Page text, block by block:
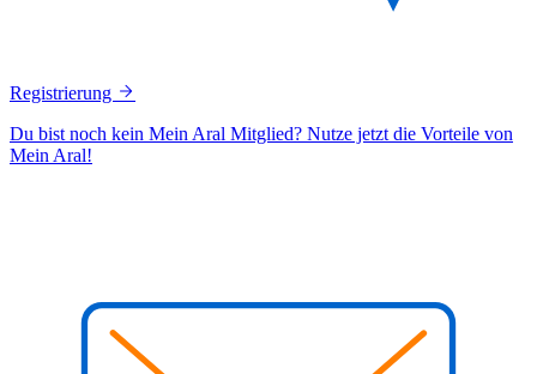
Registrierung
Du bist noch kein Mein Aral Mitglied? Nutze jetzt die Vorteile von
Mein Aral!